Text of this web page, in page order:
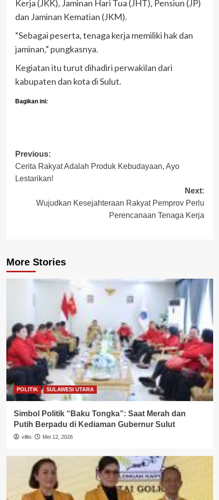
Kerja (JKK), Jaminan Hari Tua (JHT), Pensiun (JP)
dan Jaminan Kematian (JKM).
“Sebagai peserta, tenaga kerja memiliki hak dan
jaminan,” pungkasnya.
Kegiatan itu turut dihadiri perwakilan dari
kabupaten dan kota di Sulut.
Bagikan ini:
Post
navigation
Previous:
Cerita Rakyat Adalah Produk Kebudayaan, Ayo
Lestarikan!
Next:
Wujudkan Kesejahteraan Rakyat Pemprov Perlu
Perencanaan Tenaga Kerja
More Stories
POLITIK SULAWESI UTARA
Simbol Politik “Baku Tongka”: Saat Merah dan
Putih Berpadu di Kediaman Gubernur Sulut
villio Mei 12, 2026